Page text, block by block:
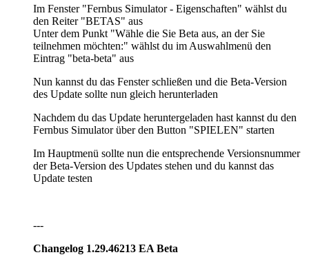
Im Fenster "Fernbus Simulator - Eigenschaften" wählst du
den Reiter "BETAS" aus
Unter dem Punkt "Wähle die Sie Beta aus, an der Sie
teilnehmen möchten:" wählst du im Auswahlmenü den
Eintrag "beta-beta" aus
Nun kannst du das Fenster schließen und die Beta-Version
des Update sollte nun gleich herunterladen
Nachdem du das Update heruntergeladen hast kannst du den
Fernbus Simulator über den Button "SPIELEN" starten
Im Hauptmenü sollte nun die entsprechende Versionsnummer
der Beta-Version des Updates stehen und du kannst das
Update testen
---
Changelog 1.29.46213 EA Beta